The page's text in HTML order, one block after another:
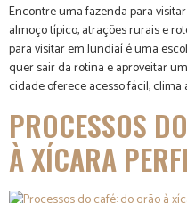
Encontre uma fazenda para
almoço típico, atrações rurais e
para visitar em Jundiaí é uma
quer sair da rotina e aproveitar
cidade oferece acesso fácil, clima
PROCESSOS
À XÍCARA